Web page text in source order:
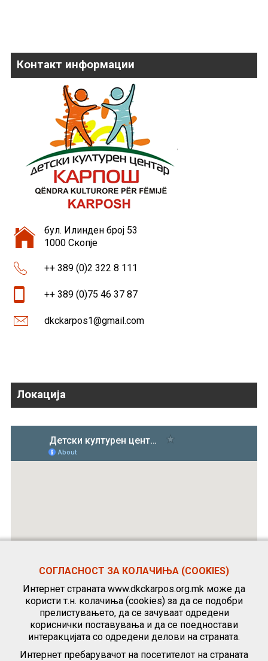
Контакт информации
бул. Илинден број 53
1000 Скопје
++ 389 (0)2 322 8 111
++ 389 (0)75 46 37 87
dkckarpos1@gmail.com
Локација
СОГЛАСНОСТ ЗА КОЛАЧИЊА (COOKIES)
Интернет страната www.dkckarpos.org.mk може да
користи т.н. колачиња (cookies) за да се подобри
прелистувањето, да се зачуваат одредени
кориснички поставувања и да се поедностави
интеракцијата со одредени делови на страната.
Интернет пребарувачот на посетителот на страната